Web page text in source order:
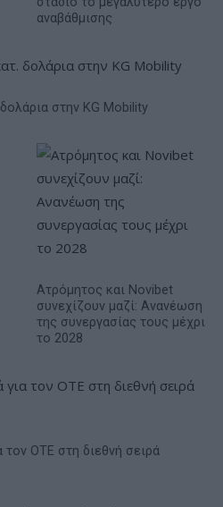
αναβάθμισης
στην KG Mobility
Ατρόμητος και Novibet
συνεχίζουν μαζί: Ανανέωση
της συνεργασίας τους μέχρι
το 2028
τον ΟΤΕ στη διεθνή σειρά